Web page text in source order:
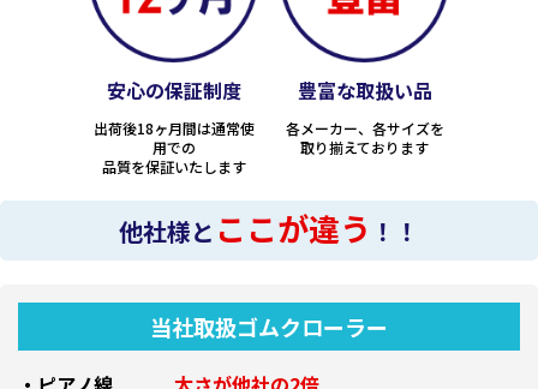
安心の保証制度
出荷後18ヶ月間は通常使
用での
品質を保証いたします
豊富な取扱い品
各メーカー、各サイズを
取り揃えております
他社様と ここが違う ！！
当社取扱ゴムクローラー